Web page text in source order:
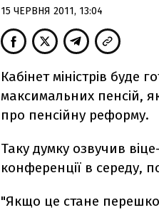
15 ЧЕРВНЯ 2011, 13:04
Кабінет міністрів буде
максимальних пенсій,
про пенсійну реформу.
Таку думку озвучив
конференції в середу,
"Якщо це стане